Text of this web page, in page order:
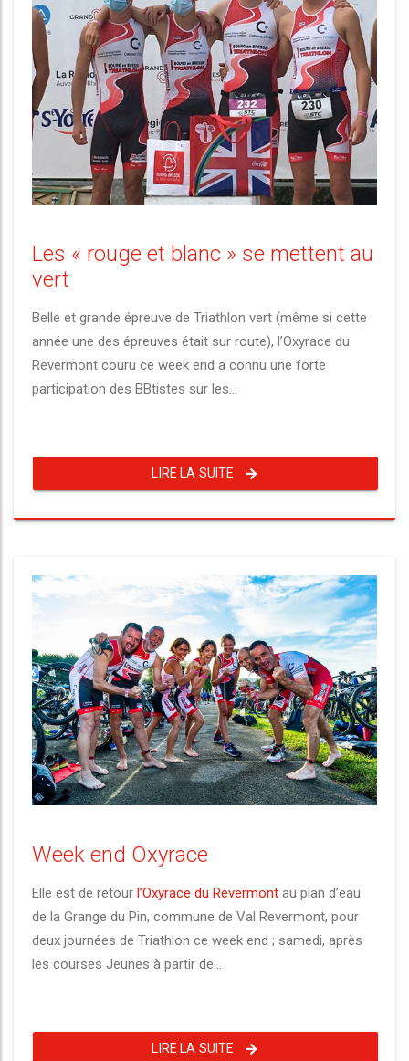
Les « rouge et blanc » se mettent au
vert
Belle et grande épreuve de Triathlon vert (même si cette
année une des épreuves était sur route), l’Oxyrace du
Revermont couru ce week end a connu une forte
participation des BBtistes sur les...
LIRE LA SUITE
Week end Oxyrace
Elle est de retour l’Oxyrace du Revermont au plan d’eau
de la Grange du Pin, commune de Val Revermont, pour
deux journées de Triathlon ce week end ; samedi, après
les courses Jeunes à partir de...
LIRE LA SUITE